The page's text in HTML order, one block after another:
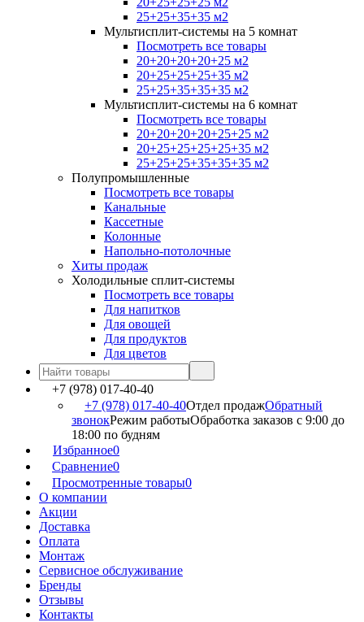
25+25+35+35 м2
Мультисплит-системы на 5 комнат
Посмотреть все товары
20+20+20+20+25 м2
20+25+25+25+35 м2
25+25+35+35+35 м2
Мультисплит-системы на 6 комнат
Посмотреть все товары
20+20+20+20+25+25 м2
20+25+25+25+25+35 м2
25+25+25+35+35+35 м2
Полупромышленные
Посмотреть все товары
Канальные
Кассетные
Колонные
Напольно-потолочные
Хиты продаж
Холодильные сплит-системы
Посмотреть все товары
Для напитков
Для овощей
Для продуктов
Для цветов
+7 (978) 017-40-40
+7 (978) 017-40-40Отдел продажОбратный
звонокРежим работыОбработка заказов с 9:00 до
18:00 по будням
Избранное0
Сравнение0
Просмотренные товары0
О компании
Акции
Доставка
Оплата
Монтаж
Сервисное обслуживание
Бренды
Отзывы
Контакты